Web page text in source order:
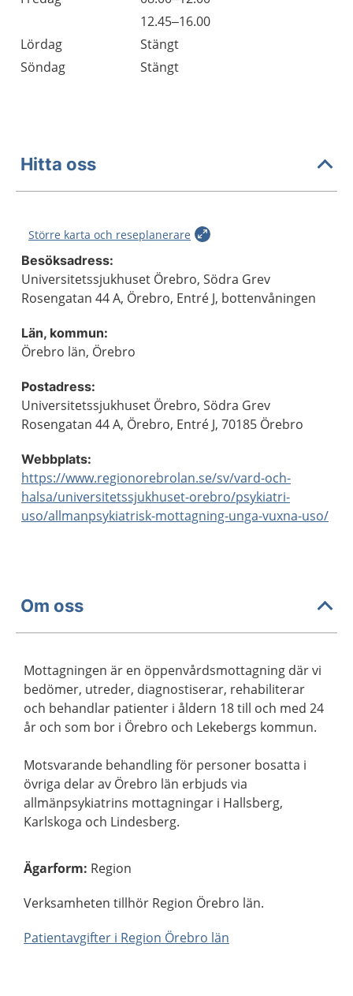
12.45–16.00
Lördag
Stängt
Söndag
Stängt
Hitta oss
Större karta och reseplanerare
Besöksadress:
Universitetssjukhuset Örebro, Södra Grev
Rosengatan 44 A, Örebro, Entré J, bottenvåningen
Län, kommun:
Örebro län, Örebro
Postadress:
Universitetssjukhuset Örebro, Södra Grev
Rosengatan 44 A, Örebro, Entré J, 70185 Örebro
Webbplats:
https://www.regionorebrolan.se/sv/vard-och-
halsa/universitetssjukhuset-orebro/psykiatri-
uso/allmanpsykiatrisk-mottagning-unga-vuxna-uso/
Om oss
Mottagningen är en öppenvårdsmottagning där vi
bedömer, utreder, diagnostiserar, rehabiliterar
och behandlar patienter i åldern 18 till och med 24
år och som bor i Örebro och Lekebergs kommun.
Motsvarande behandling för personer bosatta i
övriga delar av Örebro län erbjuds via
allmänpsykiatrins mottagningar i Hallsberg,
Karlskoga och Lindesberg.
Ägarform: Region
Verksamheten tillhör Region Örebro län.
Patientavgifter i Region Örebro län